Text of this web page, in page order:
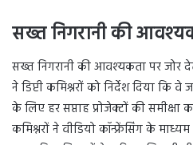
सख्त निगरानी की
सख्त निगरानी की आवश्यकता पर जोर
ने डिप्टी कमिश्नरों को निर्देश दिया कि
के लिए हर सप्ताह प्रोजेक्टों की समीक्षा
कमिश्नरों ने वीडियो कॉन्फ्रेंसिंग के